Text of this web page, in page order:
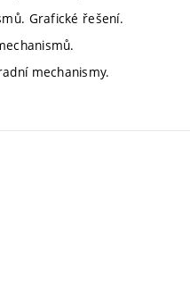
Grafické řešení.
mechanismy.